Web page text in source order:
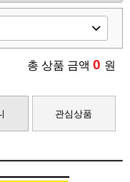
총 상품 금액 0 원
관심상품